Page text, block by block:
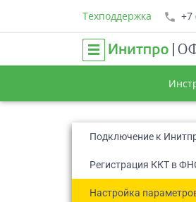
Техподдержка +7
Подключение к
Регистрация ККТ в
Настройка